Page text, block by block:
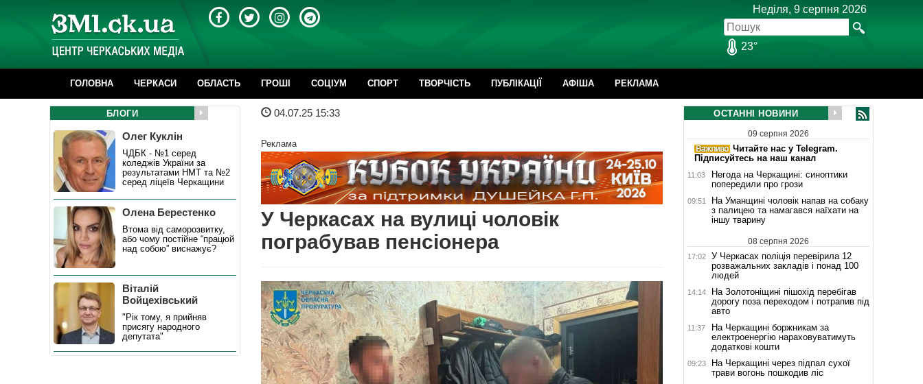
Неділя, 9 серпня 2026
23°
ГОЛОВНА ЧЕРКАСИ ОБЛАСТЬ ГРОШІ CОЦІУМ СПОРТ ТВОРЧІСТЬ ПУБЛІКАЦІЇ АФІША РЕКЛАМА
04.07.25 15:33
Реклама
У Черкасах на вулиці чоловік
пограбував пенсіонера
БЛОГИ
Олег Куклін
ЧДБК - №1 серед
коледжів України за
результатами НМТ та №2
серед ліцеїв Черкащини
Олена Берестенко
Втома від саморозвитку,
або чому постійне “працюй
над собою” виснажує?
Віталій
Войцехівський
"Рік тому, я прийняв
присягу народного
депутата"
ОСТАННІ НОВИНИ
09 серпня 2026
Читайте нас у Telegram.
Підписуйтесь на наш канал
11:03
Негода на Черкащині: синоптики
попередили про грози
09:51
На Уманщині чоловік напав на собаку
з палицею та намагався наїхати на
іншу тварину
08 серпня 2026
17:02
У Черкасах поліція перевірила 12
розважальних закладів і понад 100
людей
14:14
На Золотоніщині пішохід перебігав
дорогу поза переходом і потрапив під
авто
11:37
На Черкащині боржникам за
електроенергію нараховуватимуть
додаткові кошти
09:23
На Черкащині через підпал сухої
трави вогонь пошкодив ліс